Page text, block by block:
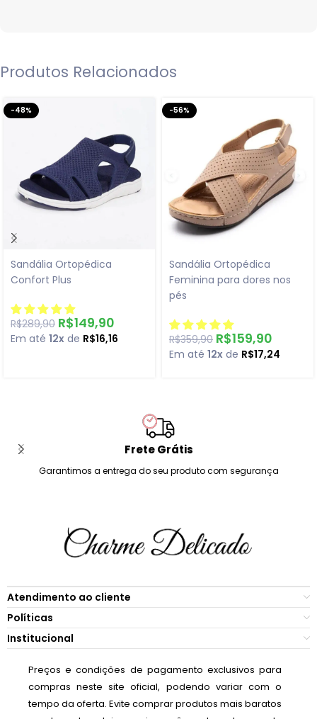
Produtos Relacionados
-48%
Sandália Ortopédica
Confort Plus
R$289,90 R$149,90
Em até 12x de R$16,16
-56%
Sandália Ortopédica
Feminina para dores nos
pés
R$359,90 R$159,90
Em até 12x de R$17,24
Frete Grátis
Garantimos a entrega do seu produto com segurança
Atendimento ao cliente
Políticas
Institucional
Preços e condições de pagamento exclusivos para
compras neste site oficial, podendo variar com o
tempo da oferta. Evite comprar produtos mais baratos